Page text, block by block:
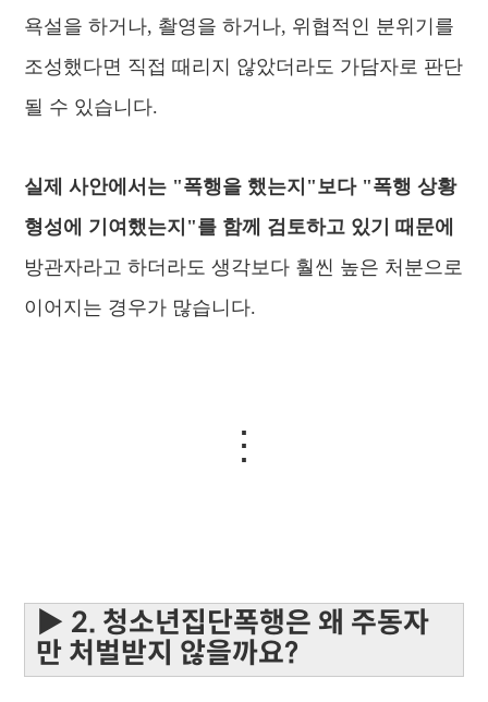
욕설을 하거나, 촬영을 하거나, 위협적인 분위기를
조성했다면 직접 때리지 않았더라도 가담자로 판단
될 수 있습니다.
실제 사안에서는 "폭행을 했는지"보다 "폭행 상황
형성에 기여했는지"를 함께 검토하고 있기 때문에
방관자라고 하더라도 생각보다 훨씬 높은 처분으로
이어지는 경우가 많습니다.
⋮
▶ 2. 청소년집단폭행은 왜 주동자
만 처벌받지 않을까요?